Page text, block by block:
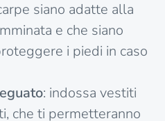
siano adatte alla
e che siano
i piedi in caso
: indossa vestiti
che ti permetteranno